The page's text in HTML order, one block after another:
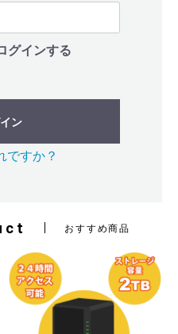
グインする
ン
ですか？
おすすめ商品